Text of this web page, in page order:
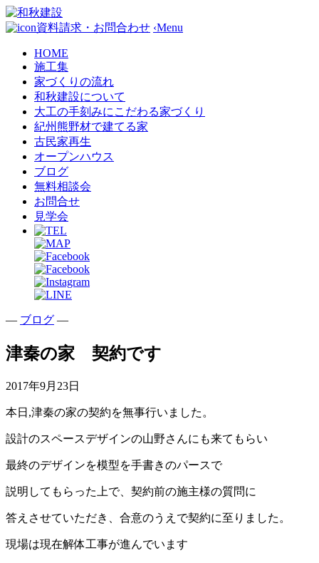
資料請求・お問合わせ ‹Menu
HOME
施工集
家づくりの流れ
和秋建設について
大工の手刻みにこだわる家づくり
紀州熊野材で建てる家
古民家再生
オープンハウス
ブログ
無料相談会
お問合せ
見学会
— ブログ —
津秦の家 契約です
2017年9月23日
本日,津秦の家の契約を無事行いました。
設計のスペースデザインの山野さんにも来てもらい
最終のデザインを模型を手書きのパースで
説明してもらった上で、契約前の施主様の質問に
答えさせていただき、合意のうえで契約に至りました。
現場は現在解体工事が進んでいます